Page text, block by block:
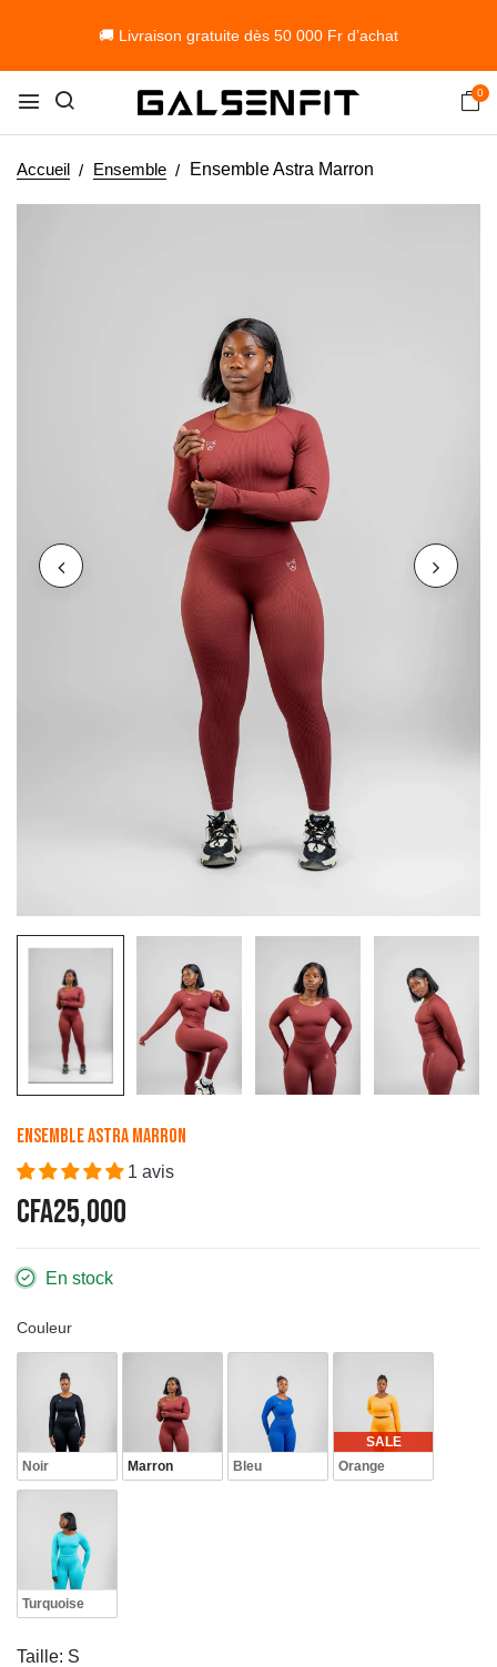
🚚 Livraison gratuite dès 50 000 Fr d’achat
0
Accueil Ensemble Ensemble Astra Marron
Ensemble Astra Marron
1 avis
CFA25,000
En stock
Couleur
Noir Marron Bleu
SALE
Orange
Turquoise
Taille: S